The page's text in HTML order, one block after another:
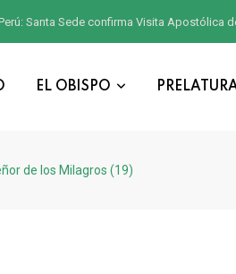
Santa Sede confirma Visita Apostólica
EL OBISPO
de los Milagros (19)